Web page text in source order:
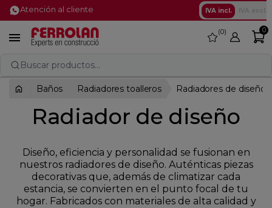
Atención al cliente IVA incl.
 favorite
0 0
Buscar productos...
Baños Radiadores toalleros Radiadores de diseño
Radiador de diseño
Diseño, eficiencia y personalidad se fusionan en
nuestros radiadores de diseño. Auténticas piezas
decorativas que, además de climatizar cada
estancia, se convierten en el punto focal de tu
hogar. Fabricados con materiales de alta calidad y